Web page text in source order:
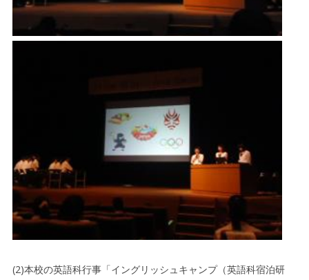
(2)本校の英語科行事「イングリッシュキャンプ（英語科宿泊研